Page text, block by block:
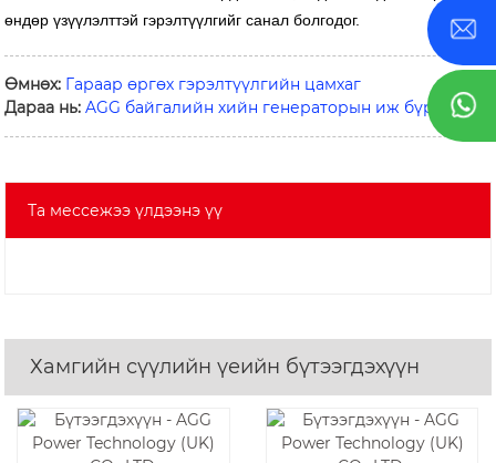
өндөр үзүүлэлттэй гэрэлтүүлгийг санал болгодог.
Өмнөх: Гараар өргөх гэрэлтүүлгийн цамхаг
Дараа нь: AGG байгалийн хийн генераторын иж бүрдэл
Та мессежээ үлдээнэ үү
Хамгийн сүүлийн үеийн бүтээгдэхүүн